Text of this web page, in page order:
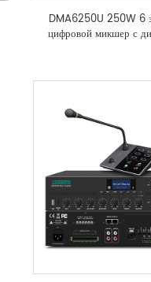
DMA6250U 250W 6
цифровой микшер с